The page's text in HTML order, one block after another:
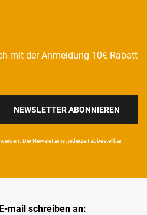
mit der Anmeldung 10€ Rabatt
NEWSLETTER ABONNIEREN
Der News­letter ist jeder­zeit ab­bestel­lbar.
E-mail schreiben an: